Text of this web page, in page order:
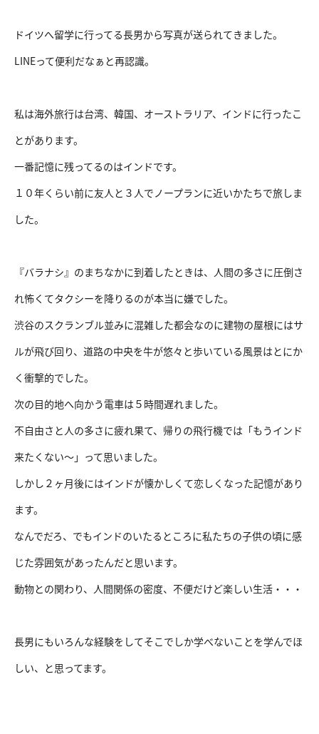
ドイツへ留学に行ってる長男から写真が送られてきました。
LINEって便利だなぁと再認識。
私は海外旅行は台湾、韓国、オーストラリア、インドに行ったこ
とがあります。
一番記憶に残ってるのはインドです。
１０年くらい前に友人と３人でノープランに近いかたちで旅しま
した。
『バラナシ』のまちなかに到着したときは、人間の多さに圧倒さ
れ怖くてタクシーを降りるのが本当に嫌でした。
渋谷のスクランブル並みに混雑した都会なのに建物の屋根にはサ
ルが飛び回り、道路の中央を牛が悠々と歩いている風景はとにか
く衝撃的でした。
次の目的地へ向かう電車は５時間遅れました。
不自由さと人の多さに疲れ果て、帰りの飛行機では「もうインド
来たくない〜」って思いました。
しかし２ヶ月後にはインドが懐かしくて恋しくなった記憶があり
ます。
なんでだろ、でもインドのいたるところに私たちの子供の頃に感
じた雰囲気があったんだと思います。
動物との関わり、人間関係の密度、不便だけど楽しい生活・・・
長男にもいろんな経験をしてそこでしか学べないことを学んでほ
しい、と思ってます。